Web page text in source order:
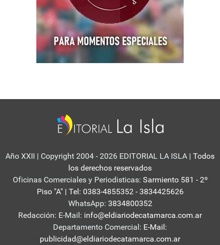
Año XXII | Copyright 2004 - 2026 EDITORIAL LA ISLA | Todos
los derechos reservados
Oficinas Comerciales y Periodisticas: Sarmiento 581 - 2º
Piso "A" | Tel: 0383-4855352 - 3834425626
WhatsApp: 3834800352
Redacción: E-Mail: info@eldiariodecatamarca.com.ar
Departamento Comercial: E-Mail:
publicidad@eldiariodecatamarca.com.ar